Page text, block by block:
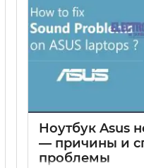
Ноутбук Asus
— причины и
проблемы